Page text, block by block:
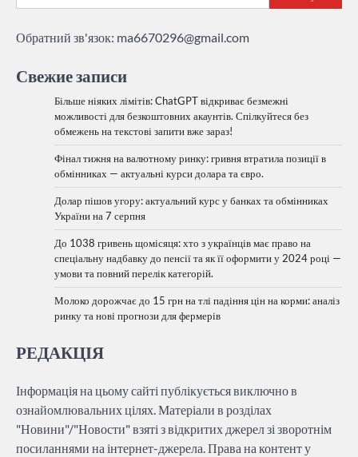
Обратний зв'язок: ma6670296@gmail.com
Свежие записи
Більше ніяких лімітів: ChatGPT відкриває безмежні
можливості для безкоштовних акаунтів. Спілкуйтеся без
обмежень на текстові запити вже зараз!
Фінал тижня на валютному ринку: гривня втратила позиції в
обмінниках — актуальні курси долара та євро.
Долар пішов угору: актуальний курс у банках та обмінниках
України на 7 серпня
До 1038 гривень щомісяця: хто з українців має право на
спеціальну надбавку до пенсії та як її оформити у 2024 році —
умови та повний перелік категорій.
Молоко дорожчає до 15 грн на тлі падіння цін на корми: аналіз
ринку та нові прогнози для фермерів
РЕДАКЦІЯ
Інформація на цьому сайті публікується виключно в
ознайомлювальних цілях. Матеріали в розділах
"Новини"/"Новости" взяті з відкритих джерел зі зворотнім
посиланнями на інтернет-джерела. Права на контент у